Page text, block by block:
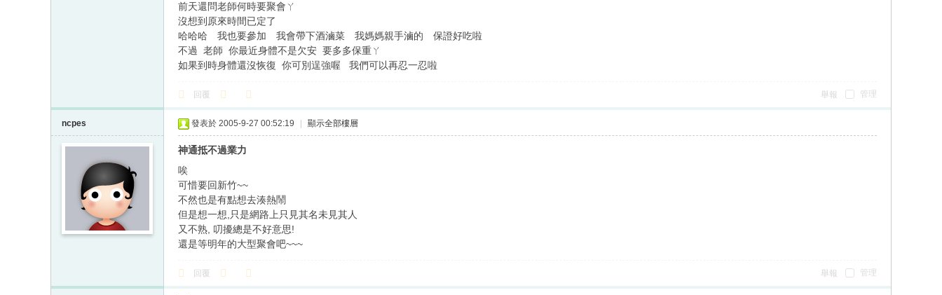
前天還問老師何時要聚會ㄚ
沒想到原來時間已定了
哈哈哈 我也要參加 我會帶下酒滷菜 我媽媽親手滷的 保證好吃啦
不過 老師 你最近身體不是欠安 要多多保重ㄚ
如果到時身體還沒恢復 你可別逞強喔 我們可以再忍一忍啦
管理
回覆 舉報
ncpes 發表於 2005-9-27 00:52:19 顯示全部樓層
神通抵不過業力
唉
可惜要回新竹~~
不然也是有點想去湊熱鬧
但是想一想,只是網路上只見其名未見其人
又不熟, 叨擾總是不好意思!
還是等明年的大型聚會吧~~~
管理
回覆 舉報